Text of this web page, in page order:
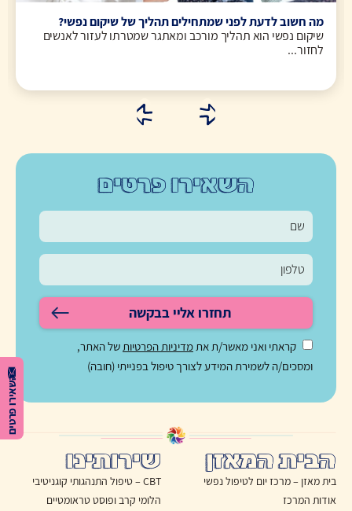
השאירו פרטים
מה חשוב לדעת לפני שמתחילים תהליך של שיקום נפשי?
שיקום נפשי הוא תהליך מורכב ומאתגר שמטרתו לעזור לאנשים
לחזור...
השאירו פרטים
תחזרו אליי בבקשה
קראתי ואני מאשר/ת את מדיניות הפרטיות של האתר,
ומסכים/ה לשמירת המידע לצורך טיפול בפנייתי (חובה)
הבית המאזן
בית מאזן – מרכז יום לטיפול נפשי
אודות המרכז
שירותינו
CBT – טיפול התנהגותי קוגניטיבי
הלומי קרב ופוסט טראומטיים